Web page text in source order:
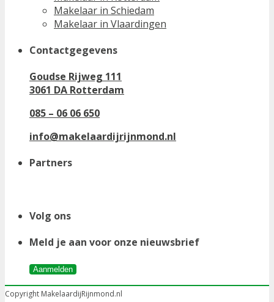
Makelaar in Schiedam
Makelaar in Vlaardingen
Contactgegevens
Goudse Rijweg 111
3061 DA Rotterdam
085 – 06 06 650
info@makelaardijrijnmond.nl
Partners
Volg ons
Meld je aan voor onze nieuwsbrief
Aanmelden
Copyright MakelaardijRijnmond.nl